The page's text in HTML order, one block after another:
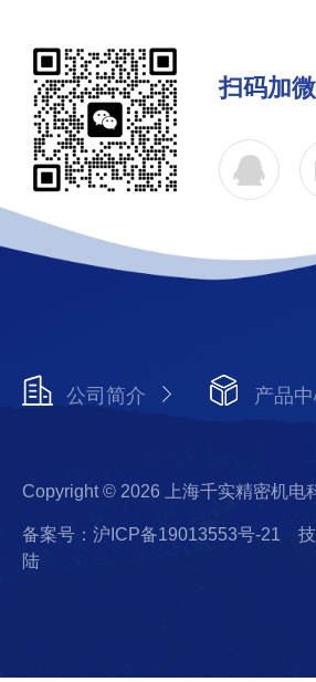
扫码加
公司简介 产品
Copyright © 2026 上海千实精密机电
备案号：沪ICP备19013553号-21
陆